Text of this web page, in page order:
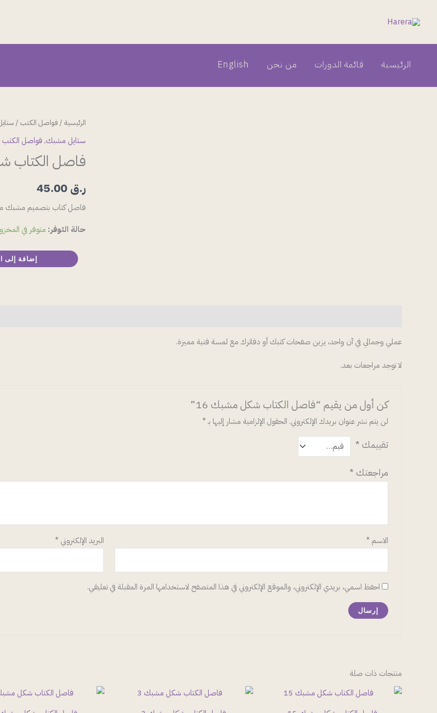
الرئيسية قائمة الدورات من نحن English
الرئيسية /فواصل الكتب /
ستايل مشبك, فواصل الكتب
فاصل الكتاب
ر.ق
فاصل كتاب بتصميم مشبك
حالة التوفر: متوفر في
كمية
فاصل
شكل
16
إضافة إلى
عملي وجمالي في آن واحد، يزين صفحات كتبك أو دفاترك مع لمسة فنية مميزة.
لا توجد مراجعات بعد.
كن أول من يقيم “فاصل الكتاب شكل مشبك 16”
لن يتم نشر عنوان بريدك الإلكتروني. الحقول الإلزامية مشار إليها بـ*
تقييمك*
مراجعتك*
الاسم * البريد الإلكتروني*
احفظ اسمي، بريدي الإلكتروني، والموقع الإلكتروني في هذا المتصفح لاستخدامها المرة المقبلة في تعليقي.
منتجات ذات صلة